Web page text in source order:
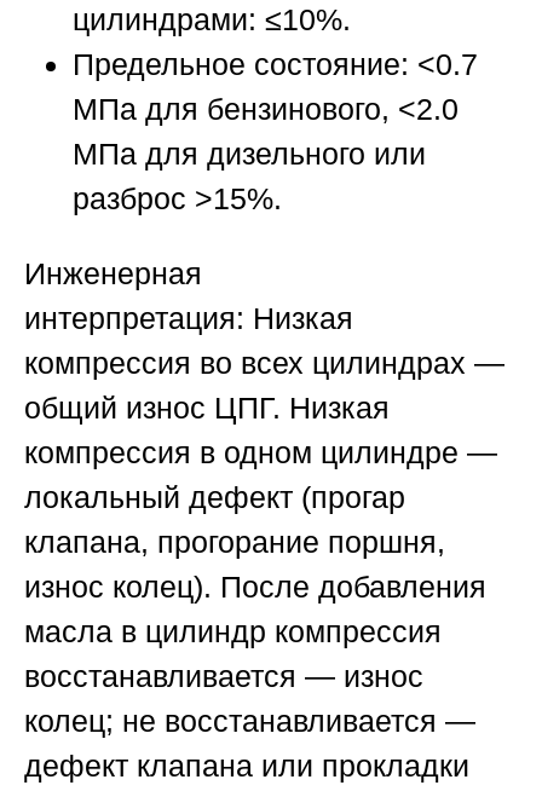
цилиндрами: ≤10%.
Предельное состояние: <0.7
МПа для бензинового, <2.0
МПа для дизельного или
разброс >15%.
Инженерная
интерпретация: Низкая
компрессия во всех цилиндрах —
общий износ ЦПГ. Низкая
компрессия в одном цилиндре —
локальный дефект (прогар
клапана, прогорание поршня,
износ колец). После добавления
масла в цилиндр компрессия
восстанавливается — износ
колец; не восстанавливается —
дефект клапана или прокладки